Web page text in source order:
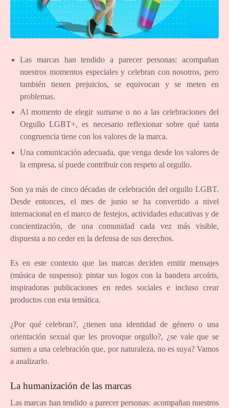
Las marcas han tendido a parecer personas: acompañan
nuestros momentos especiales y celebran con nosotros, pero
también tienen prejuicios, se equivocan y se meten en
problemas.
Al momento de elegir sumarse o no a las celebraciones del
Orgullo LGBT+, es necesario reflexionar sobre qué tanta
congruencia tiene con los valores de la marca.
Una comunicación adecuada, que venga desde los valores de
la empresa, sí puede contribuir con respeto al orgullo.
Son ya más de cinco décadas de celebración del orgullo LGBT.
Desde entonces, el mes de junio se ha convertido a nivel
internacional en el marco de festejos, actividades educativas y de
concientización, de una comunidad cada vez más visible,
dispuesta a no ceder en la defensa de sus derechos.
Es en este contexto que las marcas deciden emitir mensajes
(música de suspenso): pintar sus logos con la bandera arcoíris,
inspiradoras publicaciones en redes sociales e incluso crear
productos con esta temática.
¿Por qué celebran?, ¿tienen una identidad de género o una
orientación sexual que les provoque orgullo?, ¿se vale que se
sumen a una celebración que, por naturaleza, no es suya? Vamos
a analizarlo.
La humanización de las marcas
Las marcas han tendido a parecer personas: acompañan nuestros